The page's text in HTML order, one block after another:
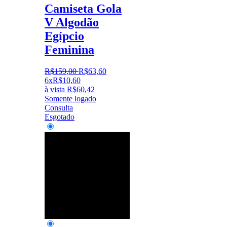
Camiseta Gola
V Algodão
Egípcio
Feminina
R$159,00 R$63,60
6xR$10,60
à vista R$60,42
Somente logado
Consulta
Esgotado